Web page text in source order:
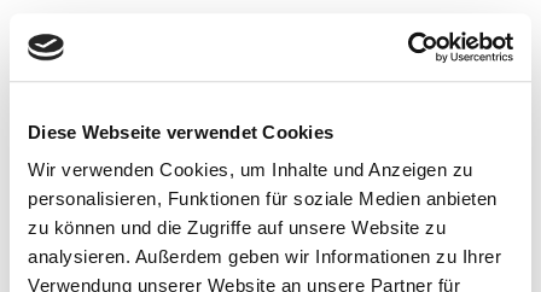
Diese Webseite verwendet Cookies
Wir verwenden Cookies, um Inhalte und Anzeigen zu
personalisieren, Funktionen für soziale Medien anbieten
zu können und die Zugriffe auf unsere Website zu
analysieren. Außerdem geben wir Informationen zu Ihrer
Verwendung unserer Website an unsere Partner für
kamdi24
Kategorie:
Uncategorized